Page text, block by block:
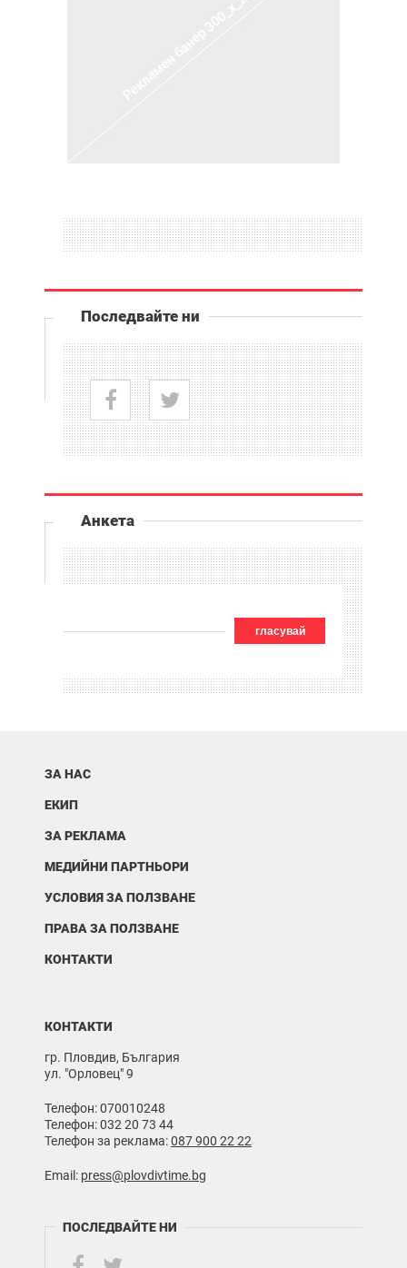
Последвайте ни
Анкета
гласувай
ЗА НАС
ЕКИП
ЗА РЕКЛАМА
МЕДИЙНИ ПАРТНЬОРИ
УСЛОВИЯ ЗА ПОЛЗВАНЕ
ПРАВА ЗА ПОЛЗВАНЕ
КОНТАКТИ
КОНТАКТИ
гр. Пловдив, България
ул. "Орловец" 9
Телефон: 070010248
Телефон: 032 20 73 44
Телефон за реклама:087 900 22 22
Email: press@plovdivtime.bg
ПОСЛЕДВАЙТЕ НИ